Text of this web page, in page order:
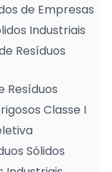
de Empresas
Industriais
Resíduos
Resíduos
Classe I
Sólidos